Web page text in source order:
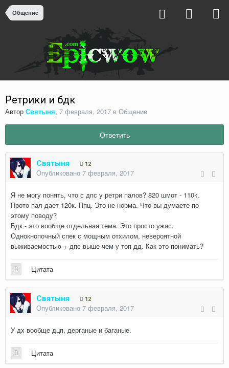
Общение
Ретрики и бдк
Автор Святыня, 7 февраля, 2017 в Общение
Ответить
Святыня 12
Опубликовано 7 февраля, 2017
Я не могу понять, что с дпс у ретри палов? 820 шмот - 110к.
Прото пал дает 120к. Ппц. Это не норма. Что вы думаете по
этому поводу?
Бдк - это вообще отдельная тема. Это просто ужас.
Однокнопочный спек с мощным отхилом, невероятной
выживаемостью + дпс выше чем у топ дд. Как это понимать?
Цитата
Святыня 12
Опубликовано 7 февраля, 2017
У дх вообще дцп, дерганые и баганые.
Цитата